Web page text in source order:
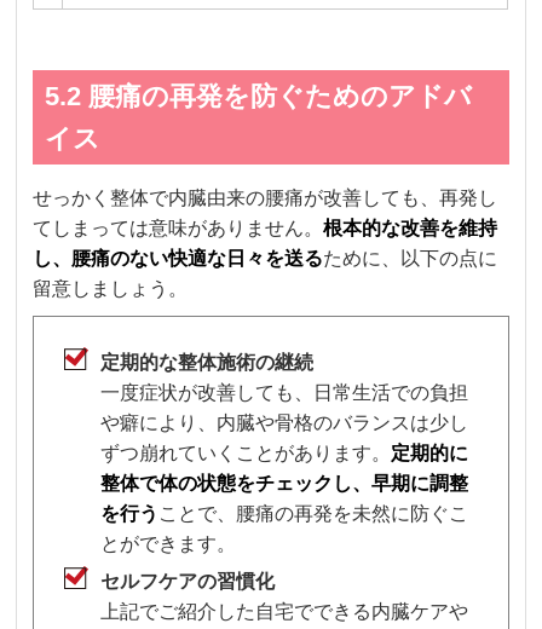
5.2 腰痛の再発を防ぐためのアドバ
イス
せっかく整体で内臓由来の腰痛が改善しても、再発し
てしまっては意味がありません。根本的な改善を維持
し、腰痛のない快適な日々を送るために、以下の点に
留意しましょう。
定期的な整体施術の継続
一度症状が改善しても、日常生活での負担
や癖により、内臓や骨格のバランスは少し
ずつ崩れていくことがあります。 定期的に
整体で体の状態をチェックし、早期に調整
を行う ことで、腰痛の再発を未然に防ぐこ
とができます。
セルフケアの習慣化
上記でご紹介した自宅でできる内臓ケアや